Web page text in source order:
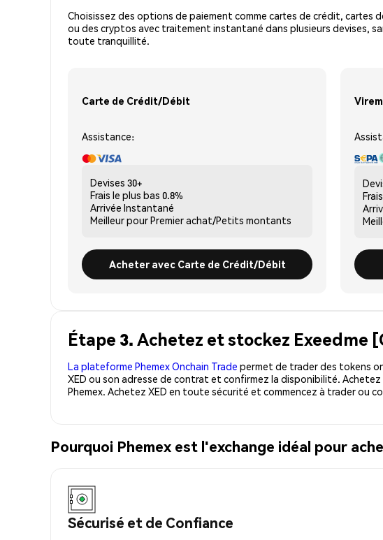
Choisissez des options de paiement comme cartes de crédit,
ou des cryptos avec traitement instantané dans plusieurs devises,
toute tranquillité.
Carte de Crédit/Débit
Assistance:
Devises 30+
Frais le plus bas 0.8%
Arrivée Instantané
Meilleur pourPremier achat/Petits montants
Acheter avec Carte de Crédit/Débit
Étape 3. Achetez et stockez Exeedme
La plateforme Phemex Onchain Trade permet de trader des tokens
XED ou son adresse de contrat et confirmez la disponibilité.
Phemex. Achetez XED en toute sécurité et commencez à trader ou
Pourquoi Phemex est l'exchange idéal pour
Sécurisé et de Confiance